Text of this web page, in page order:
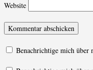
Website
Benachrichtige mich über